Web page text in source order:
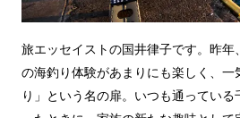
旅エッセイストの国井律子です。昨
の海釣り体験があまりにも楽しく、一
り」という名の扉。いつも通ってい